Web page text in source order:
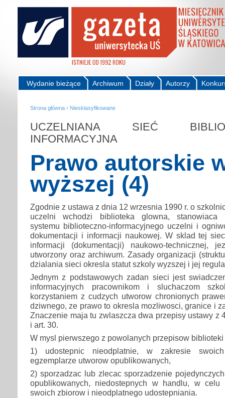
Autorzy
Działy
Archiwum
Wydanie bieżące
Strona główna › Niesklasyfikowane
UCZELNIANA SIEĆ
INFORMACYJNA
Prawo autorskie
wyższej (4)
Zgodnie z ustawa z dnia 12 wrzesnia 1990 r. o
uczelni wchodzi biblioteka glowna, stanowiaca
systemu biblioteczno-informacyjnego uczelni i
dokumentacji i informacji naukowej. W sklad tej
informacji (dokumentacji) naukowo-technicznej,
utworzony oraz archiwum. Zasady organizacji
dzialania sieci okresla statut szkoly wyzszej i jej
Jednym z podstawowych zadan sieci jest
informacyjnych pracownikom i sluchaczom
korzystaniem z cudzych utworow chronionych
dziwnego, ze prawo to okresla mozliwosci, granice i
Znaczenie maja tu zwlaszcza dwa przepisy ustawy z
i art. 30.
W mysl pierwszego z powolanych przepisow
1) udostepnic nieodplatnie, w zakresie
egzemplarze utworow opublikowanych,
2) sporzadzac lub zlecac sporzadzenie
opublikowanych, niedostepnych w handlu, w celu
swoich zbiorow i nieodplatnego udostepniania.